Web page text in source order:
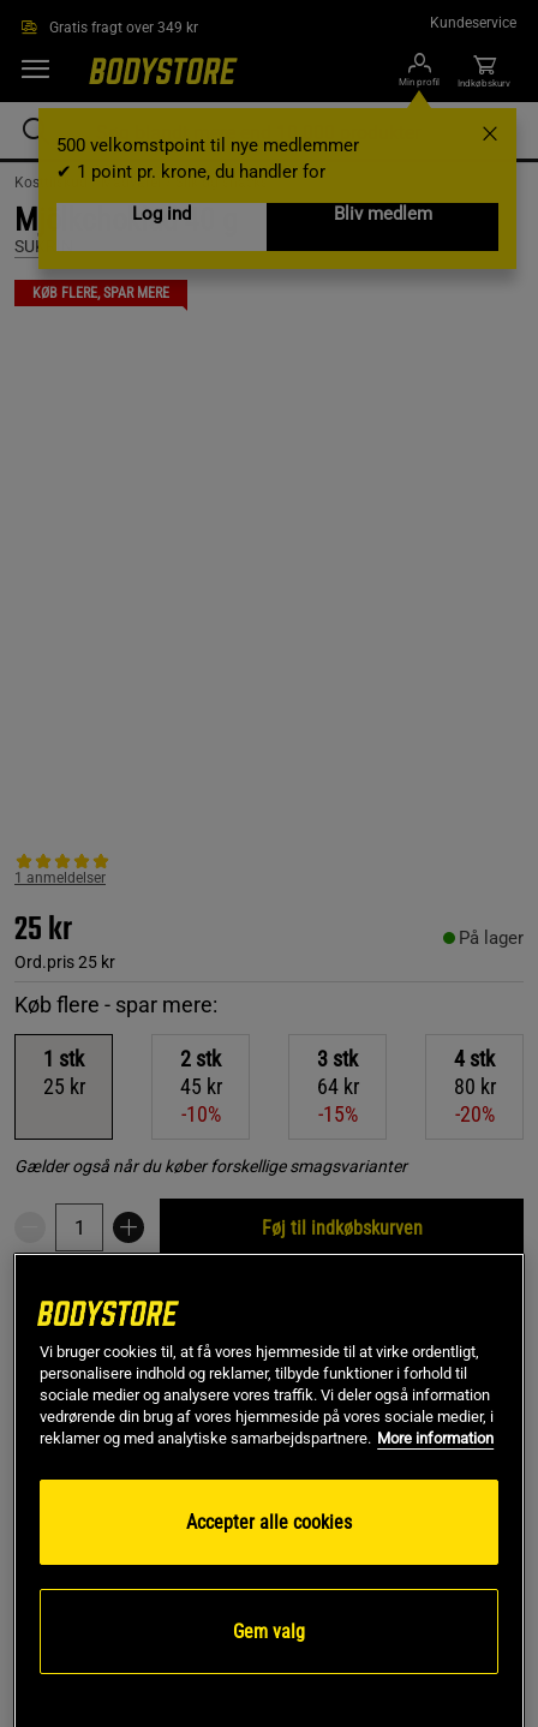
Gratis fragt over 349 kr Kundeservice
Min profil
500 velkomstpoint til nye medlemmer
✔ 1 point pr. krone, du handler for
Log ind
Bliv medlem
Indkøbskurv
Kosttilskud / Madvarer / Slik og snacks
Mjölkchoklad 40 g
SUKRIN
KØB FLERE, SPAR MERE
1 anmeldelser
25 kr
Ord.pris25 kr
På lager
Køb flere - spar mere:
1 stk
25 kr
2 stk
45 kr
-10%
3 stk
64 kr
-15%
4 stk
80 kr
-20%
Gælder også når du køber forskellige smagsvarianter
Føj til indkøbskurven
Rabatkode!Få 150 kr i rabat med koden SPAR150
ved køb over 799 kr.
Log ind eller bliv medlem
*Gælder ikke drikkevarer eller gavekort. Gælder til og med den 5/8
Sukrin Mælkechokolade er mere end bare et stykke
chokolade - det er en oplevelse af ren nydelse.
Vi bruger cookies til, at få vores hjemmeside til at virke ordentligt,
personalisere indhold og reklamer, tilbyde funktioner i forhold til
sociale medier og analysere vores traffik. Vi deler også information
vedrørende din brug af vores hjemmeside på vores sociale medier, i
reklamer og med analytiske samarbejdspartnere. More information
Accepter alle cookies
Gem valg